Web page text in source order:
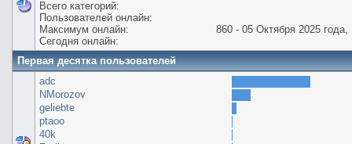
Всего категорий:
Пользователей онлайн:
Максимум онлайн:
860 - 05 Октября 2025 года,
Сегодня онлайн:
Первая десятка пользователей
adc
NMorozov
geliebte
ptaoo
40k